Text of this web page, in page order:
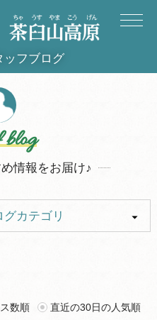
ッフブログ
情報をお届け♪
カテゴリ
ツアー
数順 直近の30日の人気順